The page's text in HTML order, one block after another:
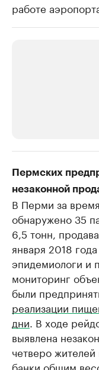
работе
Крупнейшие
Ознакомьтесь с
Пермских
незаконной
В Перми за
обнаружено 35
6,5 тонн,
января 2018
эпидемиологи и
мониторинг
были
реализации
дни . В ходе
выявлена
четверо
банки общим